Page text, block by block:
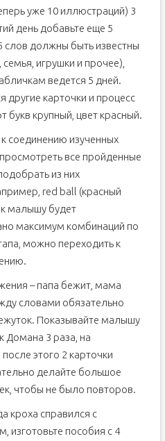
уже 10 иллюстраций) 3
день добавьте еще 5
слов должны быть известны
игрушки и прочее),
ведется 5 дней.
другие карточки и процесс
букв крупный, цвет красный.
соединению изученных
все пройденные
из них
red bаll (красный
малышу будет
максимум комбинаций по
можно переходить к
– папа бежит, мама
словами обязательно
Показывайте малышу
Домана 3 раза, на
этого 2 карточки
делайте большое
чтобы не было повторов.
кроха справился с
изготовьте пособия с 4